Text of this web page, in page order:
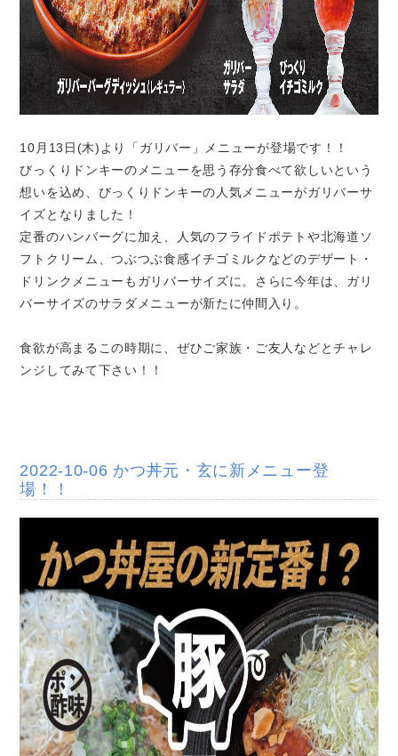
10月13日(木)より「ガリバー」メニューが登場です！！
びっくりドンキーのメニューを思う存分食べて欲しいという
想いを込め、びっくりドンキーの人気メニューがガリバーサ
イズとなりました！
定番のハンバーグに加え、人気のフライドポテトや北海道ソ
フトクリーム、つぶつぶ食感イチゴミルクなどのデザート・
ドリンクメニューもガリバーサイズに。さらに今年は、ガリ
バーサイズのサラダメニューが新たに仲間入り。
食欲が高まるこの時期に、ぜひご家族・ご友人などとチャレ
ンジしてみて下さい！！
2022-10-06 かつ丼元・玄に新メニュー登
場！！